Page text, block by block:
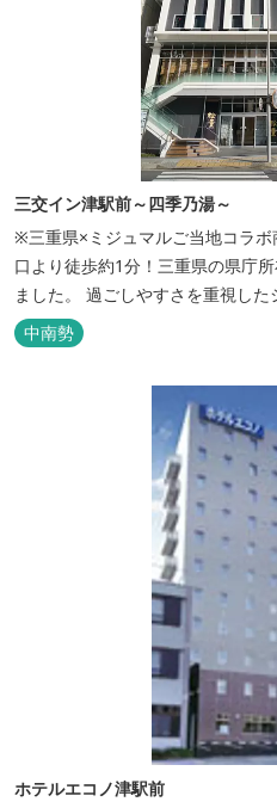
三交イン津駅前～四季乃湯～
※三重県×ミジュマルご当地コラボ商品取扱店
口より徒歩約1分！三重県の県庁
ました。 過ごしやすさを重視し
り、ベッドはワイドなサイズで、
いアメニティグッズを取り揃えて
リーもあります。 ご宿泊者専用
中南勢
ホテルエコノ津駅前